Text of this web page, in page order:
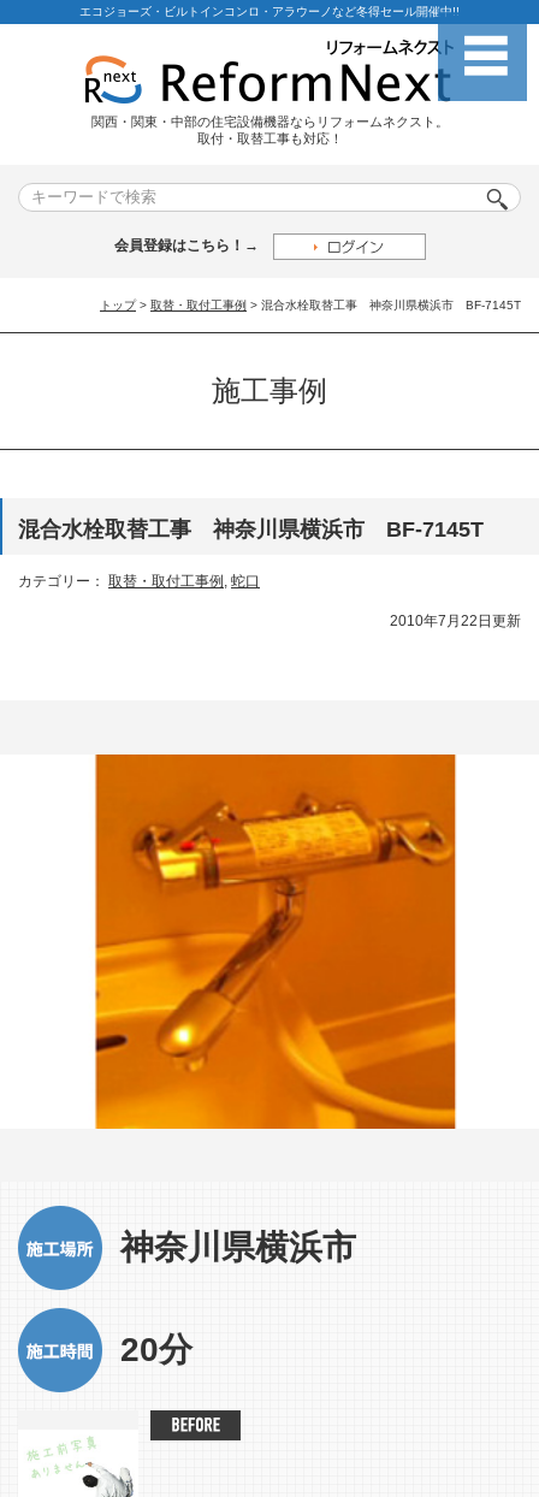
エコジョーズ・ビルトインコンロ・アラウーノなど冬得セール開催中!!
関西・関東・中部の住宅設備機器ならリフォームネクスト。
取付・取替工事も対応！
会員登録はこちら！→
トップ > 取替・取付工事例 > 混合水栓取替工事 神奈川県横浜市 BF-7145T
施工事例
混合水栓取替工事 神奈川県横浜市 BF-7145T
カテゴリー： 取替・取付工事例 , 蛇口
2010年7月22日更新
神奈川県横浜市
20分